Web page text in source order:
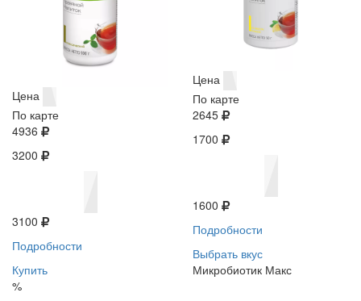
Цена
По карте
4936
3200
3100
Подробности
Купить
%
Цена
По карте
2645
1700
1600
Подробности
Выбрать вкус
Микробиотик Макс